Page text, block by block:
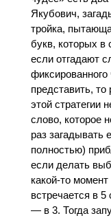
Якубович,
тройка,
букв, которых в
если отгадают
представить,
этой стратегии
слово, которое
раз загадывать
полностью)
если делать
какой-то
встречается в
— в 3. Тогда